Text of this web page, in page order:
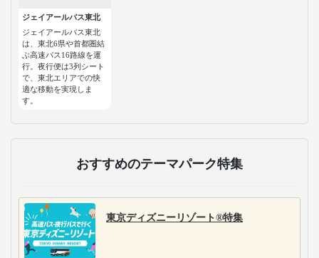
ジェイアールバス東北
ジェイアールバス東北
は、東北6県や首都圏結
ぶ高速バス16路線を運
行。夜行便は3列シート
で、東北エリアでの快
適な移動を実現しま
す。
おすすめのテーマパーク特集
東京ディズニーリゾート®特集